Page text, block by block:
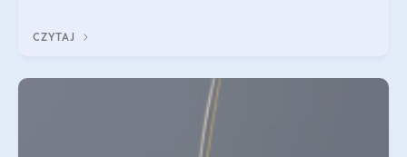
CZYTAJ